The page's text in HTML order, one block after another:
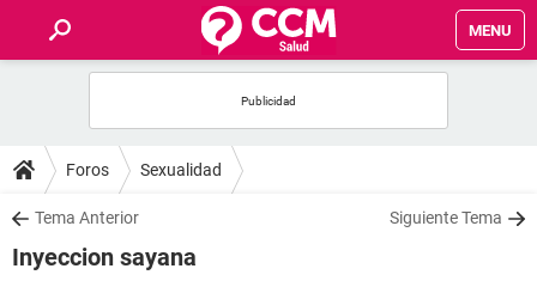
MENU
FOROS
SALUD
FAMILIA
Foros Sexualidad
Tema Anterior Siguiente Tema
Inyeccion sayana